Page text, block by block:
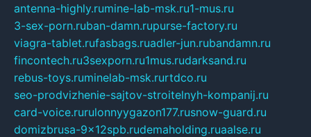
antenna-highly.rumine-lab-msk.ru1-mus.ru
3-sex-porn.ruban-damn.rupurse-factory.ru
viagra-tablet.rufasbags.ruadler-jun.rubandamn.ru
fincontech.ru3sexporn.ru1mus.rudarksand.ru
rebus-toys.ruminelab-msk.rurtdco.ru
seo-prodvizhenie-sajtov-stroitelnyh-kompanij.ru
card-voice.rurulonnyygazon177.rusnow-guard.ru
domizbrusa-9x12spb.rudemaholding.ruaalse.ru